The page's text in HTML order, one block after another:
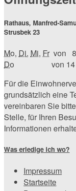
Rathaus, Manfred-
Strusbek 23
Mo, Di, Mi, Fr von
Do von 14
Für die
grundsätzlich eine
vereinbaren Sie
Stelle, für Ihren
Informationen
Was erledige ich wo?
Impressum
Startseite